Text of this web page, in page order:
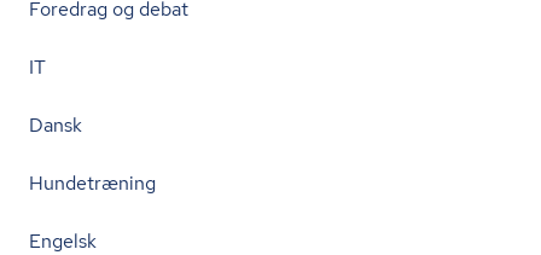
Foredrag og debat
IT
Dansk
Hundetræning
Engelsk